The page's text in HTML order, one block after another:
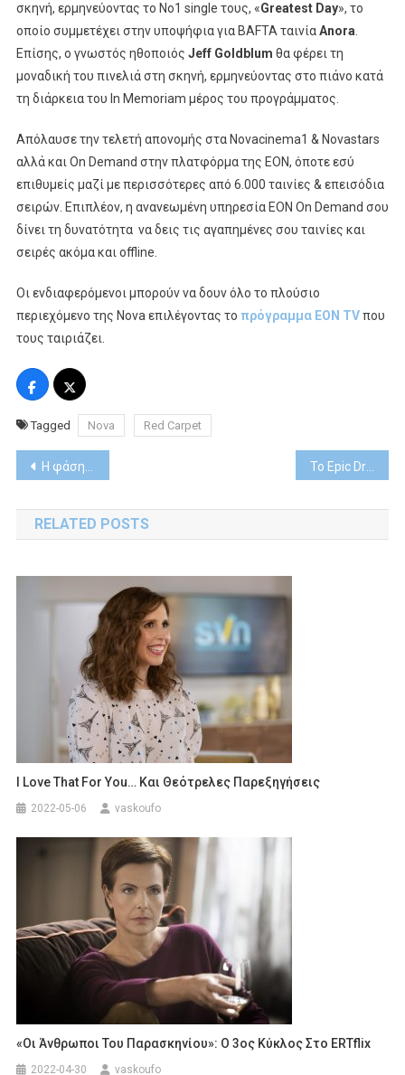
σκηνή, ερμηνεύοντας το Νο1 single τους, «Greatest Day», το
οποίο συμμετέχει στην υποψήφια για BAFTA ταινίαAnora
Επίσης, ο γνωστός ηθοποιός Jeff Goldblum θα φέρει τη
μοναδική του πινελιά στη σκηνή, ερμηνεύοντας στο πιάνο κατά
τη διάρκεια του In Memoriam μέρος του προγράμματος.
Απόλαυσε την τελετή απονομής στα Novacinema1 & Νοvastars
αλλά και Οn Demand στην πλατφόρμα της ΕΟΝ, όποτε εσύ
επιθυμείς μαζί με περισσότερες από 6.000 ταινίες & επεισόδια
σειρών. Επιπλέον, η ανανεωμένη υπηρεσία ΕΟΝ On Demand σου
δίνει τη δυνατότητα να δεις τις αγαπημένες σου ταινίες και
σειρές ακόμα και offline.
Οι ενδιαφερόμενοι μπορούν να δουν όλο το πλούσιο
περιεχόμενο της Nova επιλέγοντας το πρόγραμμα ΕΟΝ ΤVπου
τους ταιριάζει.
Tagged Nova Red Carpet
Post
navigation
Η φάση των Knockout Play-offs ξεκινά στην COSMOTE TV με το ντέρμπι Μάντσεστερ Σίτι-Ρεάλ Μαδρίτης
RELATED POSTS
I Love That For You… Και Θεότρελες Παρεξηγήσεις
2022-05-06 vaskoufo
«Οι Άνθρωποι Του Παρασκηνίου»: Ο 3ος Κύκλος Στο ERTflix
2022-04-30 vaskoufo